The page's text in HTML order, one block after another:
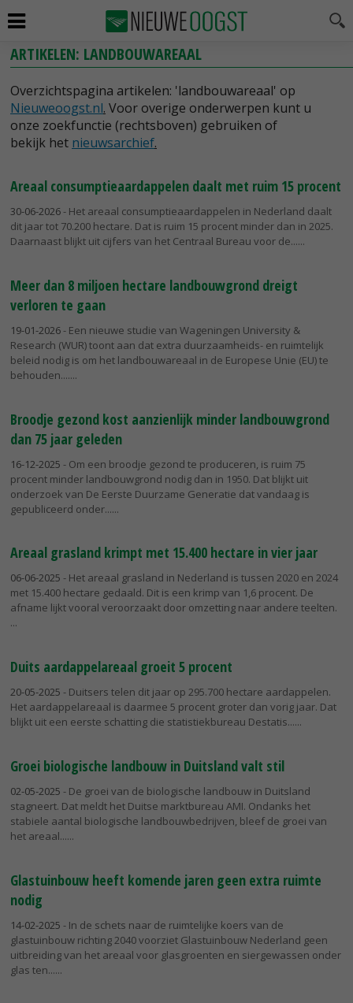
ARTIKELEN: LANDBOUWAREAAL
Overzichtspagina artikelen: 'landbouwareaal' op
Nieuweoogst.nl. Voor overige onderwerpen kunt u
onze zoekfunctie (rechtsboven) gebruiken of
bekijk het nieuwsarchief.
Areaal consumptieaardappelen daalt met ruim 15 procent
30-06-2026- Het areaal consumptieaardappelen in Nederland daalt
dit jaar tot 70.200 hectare. Dat is ruim 15 procent minder dan in 2025.
Daarnaast blijkt uit cijfers van het Centraal Bureau voor de...
Meer dan 8 miljoen hectare landbouwgrond dreigt
verloren te gaan
19-01-2026- Een nieuwe studie van Wageningen University &
Research (WUR) toont aan dat extra duurzaamheids- en ruimtelijk
beleid nodig is om het landbouwareaal in de Europese Unie (EU) te
behouden....
Broodje gezond kost aanzienlijk minder landbouwgrond
dan 75 jaar geleden
16-12-2025 - Om een broodje gezond te produceren, is ruim 75
procent minder landbouwgrond nodig dan in 1950. Dat blijkt uit
onderzoek van De Eerste Duurzame Generatie dat vandaag is
gepubliceerd onder...
Areaal grasland krimpt met 15.400 hectare in vier jaar
06-06-2025 - Het areaal grasland in Nederland is tussen 2020 en 2024
met 15.400 hectare gedaald. Dit is een krimp van 1,6 procent. De
afname lijkt vooral veroorzaakt door omzetting naar andere teelten.
Duits aardappelareaal groeit 5 procent
20-05-2025 - Duitsers telen dit jaar op 295.700 hectare aardappelen.
Het aardappelareaal is daarmee 5 procent groter dan vorig jaar. Dat
blijkt uit een eerste schatting die statistiekbureau Destatis...
Groei biologische landbouw in Duitsland valt stil
02-05-2025 - De groei van de biologische landbouw in Duitsland
stagneert. Dat meldt het Duitse marktbureau AMI. Ondanks het
stabiele aantal biologische landbouwbedrijven, bleef de groei van
het areaal...
Glastuinbouw heeft komende jaren geen extra ruimte
nodig
14-02-2025 - In de schets naar de ruimtelijke koers van de
glastuinbouw richting 2040 voorziet Glastuinbouw Nederland geen
uitbreiding van het areaal voor glasgroenten en siergewassen onder
glas ten...